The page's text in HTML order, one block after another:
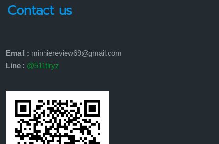
Contact us
Email : minniereview69@gmail.com
Line : @511tlryz